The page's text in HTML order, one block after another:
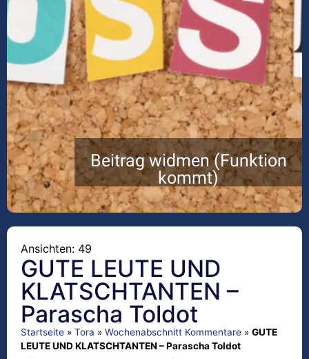
Beitrag widmen (Funktion
kommt)
Ansichten: 49
GUTE LEUTE UND
KLATSCHTANTEN –
Parascha Toldot
Startseite » Tora » Wochenabschnitt Kommentare » GUTE
LEUTE UND KLATSCHTANTEN – Parascha Toldot